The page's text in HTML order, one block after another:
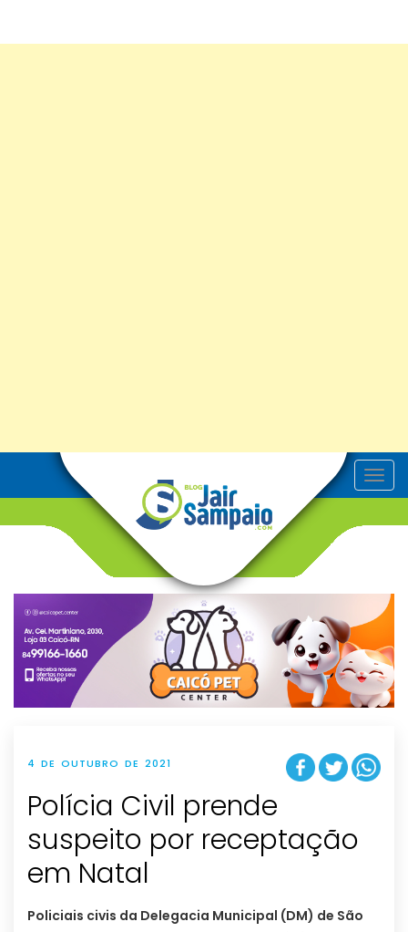
T
o
v
g
t
i
o
n
4 DE OUTUBRO DE 2021
Polícia Civil prende
suspeito por receptação
em Natal
Policiais civis da Delegacia Municipal (DM) de São